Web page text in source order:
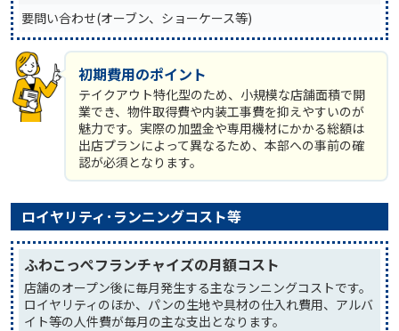
要問い合わせ(オーブン、ショーケース等)
初期費用のポイント
テイクアウト特化型のため、小規模な店舗面積で開
業でき、物件取得費や内装工事費を抑えやすいのが
魅力です。実際の加盟金や専用機材にかかる総額は
出店プランによって異なるため、本部への事前の確
認が必須となります。
ロイヤリティ･ランニングコスト等
ふわこっぺフランチャイズの月額コスト
店舗のオープン後に毎月発生する主なランニングコストです。
ロイヤリティのほか、パンの生地や具材の仕入れ費用、アルバ
イト等の人件費が毎月の主な支出となります。